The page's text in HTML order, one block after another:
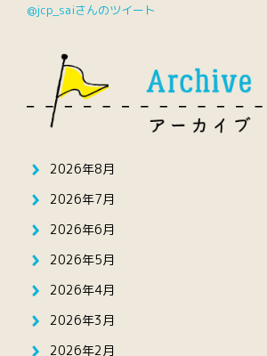
@jcp_saiさんのツイート
2026年8月
2026年7月
2026年6月
2026年5月
2026年4月
2026年3月
2026年2月